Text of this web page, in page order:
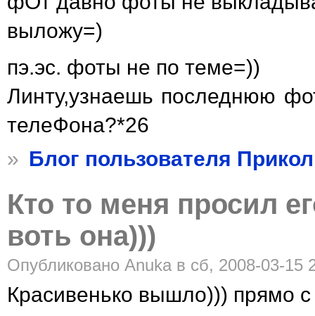
выложу=)
пэ.эс. фоты не по теме=))
Линту,узнаешь последнюю
телеФона?*26
» Блог пользователя
Кто то меня просил
воть она)))
Опубликовано Anuka в сб, 2008-03-15
Красивенько вышло))) прямо с